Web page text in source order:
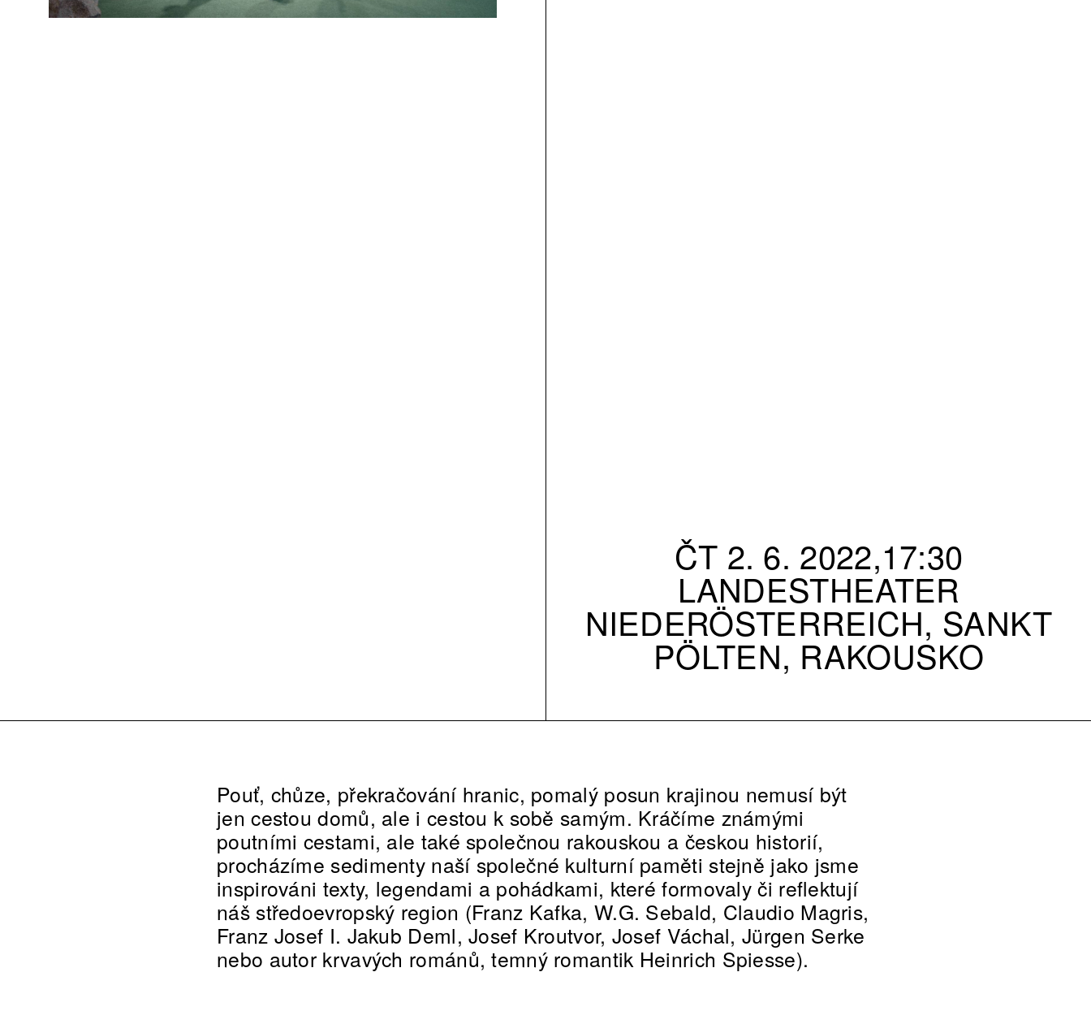
ČT 2. 6. 2022,17:30
LANDESTHEATER
NIEDERÖSTERREICH, SANKT
PÖLTEN, RAKOUSKO
Pouť, chůze, překračování hranic, pomalý posun krajinou nemusí být
jen cestou domů, ale i cestou k sobě samým. Kráčíme známými
poutními cestami, ale také společnou rakouskou a českou historií,
procházíme sedimenty naší společné kulturní paměti stejně jako jsme
inspirováni texty, legendami a pohádkami, které formovaly či reflektují
náš středoevropský region (Franz Kafka, W.G. Sebald, Claudio Magris,
Franz Josef I. Jakub Deml, Josef Kroutvor, Josef Váchal, Jürgen Serke
nebo autor krvavých románů, temný romantik Heinrich Spiesse).